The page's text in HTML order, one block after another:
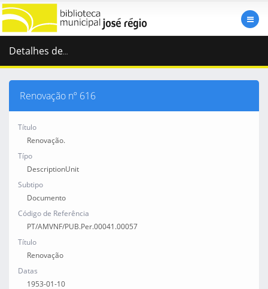
Detalhes de...
Renovação nº 616
Título
Renovação.
Típo
DescriptionUnit
Subtipo
Documento
Código de Referência
PT/AMVNF/PUB.Per.00041.00057
Título
Renovação
Datas
1953-01-10